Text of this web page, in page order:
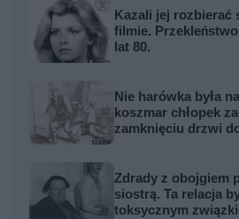
Kazali jej rozbierać
filmie.
lat 80.
Nie harówka była
koszmar chłopek
zamknięciu drzwi
Zdrady z obojgiem
siostrą. Ta relacja
toksycznym